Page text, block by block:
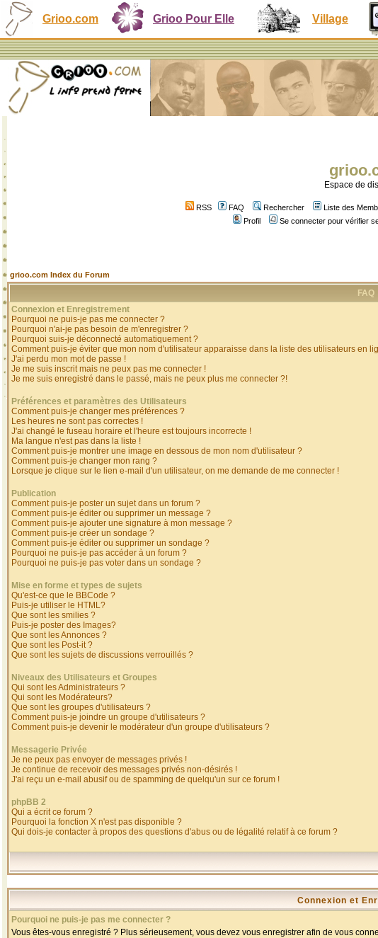
Grioo.com Grioo Pour Elle Village
Espace de
RSS FAQ Rechercher Liste des
Profil
Se connecter pour vérifier
grioo.com Index du Forum
FAQ
Connexion et Enregistrement
Pourquoi ne puis-je pas me connecter ?
Pourquoi n'ai-je pas besoin de m'enregistrer ?
Pourquoi suis-je déconnecté automatiquement ?
Comment puis-je éviter que mon nom d'utilisateur apparaisse dans la liste des utilisateurs en
J'ai perdu mon mot de passe !
Je me suis inscrit mais ne peux pas me connecter !
Je me suis enregistré dans le passé, mais ne peux plus me connecter ?!
Préférences et paramètres des Utilisateurs
Comment puis-je changer mes préférences ?
Les heures ne sont pas correctes !
J'ai changé le fuseau horaire et l'heure est toujours incorrecte !
Ma langue n'est pas dans la liste !
Comment puis-je montrer une image en dessous de mon nom d'utilisateur ?
Comment puis-je changer mon rang ?
Lorsque je clique sur le lien e-mail d'un utilisateur, on me demande de me connecter !
Publication
Comment puis-je poster un sujet dans un forum ?
Comment puis-je éditer ou supprimer un message ?
Comment puis-je ajouter une signature à mon message ?
Comment puis-je créer un sondage ?
Comment puis-je éditer ou supprimer un sondage ?
Pourquoi ne puis-je pas accéder à un forum ?
Pourquoi ne puis-je pas voter dans un sondage ?
Mise en forme et types de sujets
Qu'est-ce que le BBCode ?
Puis-je utiliser le HTML?
Que sont les smilies ?
Puis-je poster des Images?
Que sont les Annonces ?
Que sont les Post-it ?
Que sont les sujets de discussions verrouillés ?
Niveaux des Utilisateurs et Groupes
Qui sont les Administrateurs ?
Qui sont les Modérateurs?
Que sont les groupes d'utilisateurs ?
Comment puis-je joindre un groupe d'utilisateurs ?
Comment puis-je devenir le modérateur d'un groupe d'utilisateurs ?
Messagerie Privée
Je ne peux pas envoyer de messages privés !
Je continue de recevoir des messages privés non-désirés !
J'ai reçu un e-mail abusif ou de spamming de quelqu'un sur ce forum !
phpBB 2
Qui a écrit ce forum ?
Pourquoi la fonction X n'est pas disponible ?
Qui dois-je contacter à propos des questions d'abus ou de légalité relatif à ce forum ?
Connexion et
Pourquoi ne puis-je pas me connecter ?
Vous êtes-vous enregistré ? Plus sérieusement, vous devez vous enregistrer afin de vous